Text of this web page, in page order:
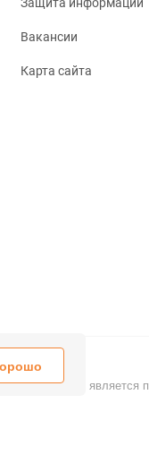
Вакансии
Карта сайта
защищены. Не является